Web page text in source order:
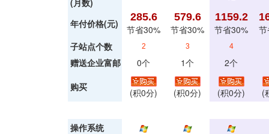
(月数)
年付价格(元)
285.6
节省30%
579.6
节省30%
1159.2
节省30%
子站点个数
2 3 4
赠送企业富邮 0个 1个 2个
购买
(积0分) (积0分) (积0分) (
操作系统